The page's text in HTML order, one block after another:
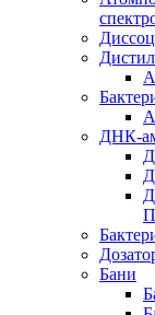
ДНК-
Бани